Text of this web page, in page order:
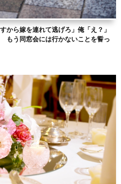
から嫁を連れて逃げろ」俺「え？」
う同窓会には行かないことを誓っ